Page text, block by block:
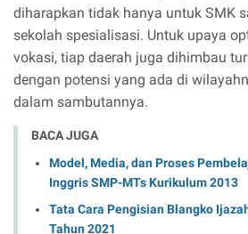
diharapkan tidak hanya untuk SMK
sekolah spesialisasi. Untuk upaya
vokasi, tiap daerah juga dihimbau
dengan potensi yang ada di
dalam sambutannya.
BACA JUGA
Model, Media, dan Proses
Inggris SMP-MTs Kurikulum 2013
Tata Cara Pengisian Blangko
Tahun 2021